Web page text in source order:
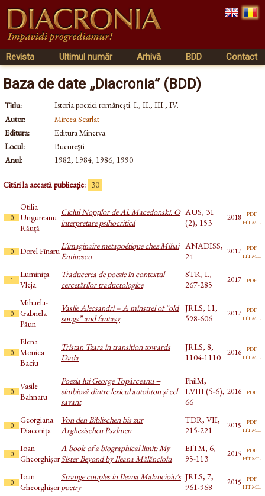
Revista Ultimul număr Arhivă BDD Contact
Baza de date „Diacronia” (BDD)
Titlu:
Istoria poeziei româneşti. I., II., III., IV.
Autor:
Mircea Scarlat
Editura:
Editura Minerva
Locul:
Bucureşti
Anul:
1982, 1984, 1986, 1990
Citări la această publicație: 30
0
Otilia
Ungureanu
Răuță
Ciclul Nopţilor de Al. Macedonski. O
interpretare psihocritică
AUS, 31
(2), 153
2018 pdf
html
0 Dorel FînaruL’imaginaire metapoétique chez Mihai
Eminescu
ANADISS,
24
2017 pdf
html
1
Luminița
Vleja
Traducerea de poezie în contextul
cercetărilor traductologice
STR, I.,
267-285
2017 pdf
0
Mihaela-
Gabriela
Păun
Vasile Alecsandri – A minstrel of “old
songs” and fantasy
JRLS, 11,
598-606
2017 pdf
html
0
Elena
Monica
Baciu
Tristan Tzara in transition towards
Dada
JRLS, 8,
1104-1110
2016 pdf
html
0
Vasile
Bahnaru
Poezia lui George Topârceanu −
simbioză dintre lexicul autohton şi cel
savant
PhilM,
LVIII (5-6),
66
2016 pdf
0
Georgiana
Diaconița
Von den Biblischen bis zur
Arghezischen Psalmen
TDR, VII,
215-221
2015 pdf
html
0
Ioan
Gheorghişor
A book of a biographical limit: My
Sister Beyond by Ileana Mălăncioiu
EITM, 6,
95-113
2015 pdf
html
0
Ioan
Gheorghișor
Strange couples in Ileana Malancioiu’s
poetry
JRLS, 7,
961-968
2015 pdf
html